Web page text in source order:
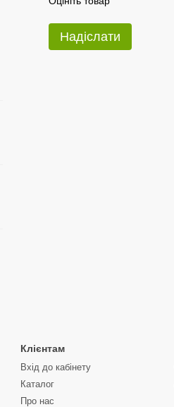
Надіслати
Клієнтам
Вхід до кабінету
Каталог
Про нас